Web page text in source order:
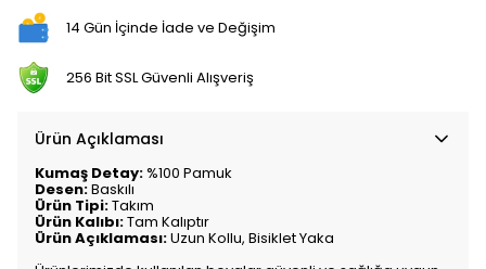
14 Gün İçinde İade ve Değişim
256 Bit SSL Güvenli Alışveriş
Ürün Açıklaması
Kumaş Detay:%100 Pamuk
Desen:Baskılı
Ürün Tipi:Takım
Ürün Kalıbı:Tam Kalıptır
Ürün Açıklaması:Uzun Kollu, Bisiklet Yaka